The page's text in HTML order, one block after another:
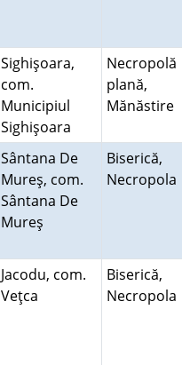
Sighişoara,
com.
Municipiul
Sighişoara
Necropolă
plană,
Mănăstire
Sântana De
Mureş, com.
Sântana De
Mureş
Biserică,
Necropola
Jacodu, com.
Veţca
Biserică,
Necropola